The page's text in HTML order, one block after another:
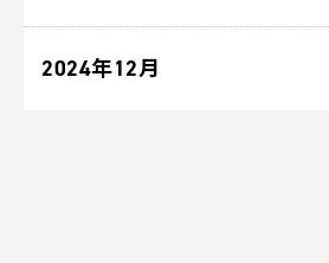
2024年12月